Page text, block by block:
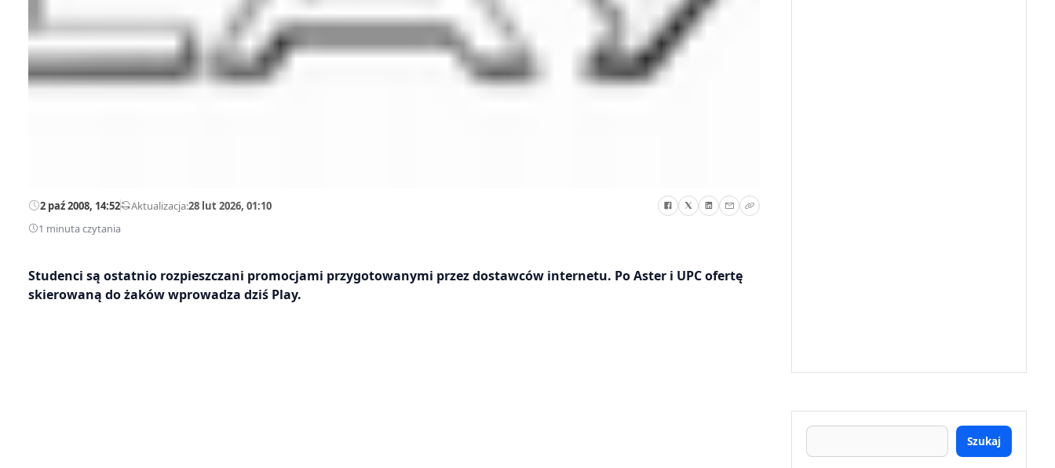
2 paź 2008, 14:52—Aktualizacja:28 lut 2026, 01:10
1 minuta czytania
Studenci są ostatnio rozpieszczani promocjami przygotowanymi przez dostawców internetu. Po Aster i UPC ofertę
skierowaną do żaków wprowadza dziś Play.
Szukaj